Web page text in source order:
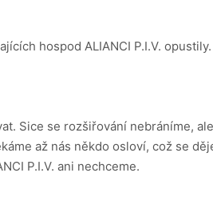
hospod ALIANCI P.I.V.
Sice se rozšiřování nebráníme,
až nás někdo osloví, což se
P.I.V. ani nechceme.